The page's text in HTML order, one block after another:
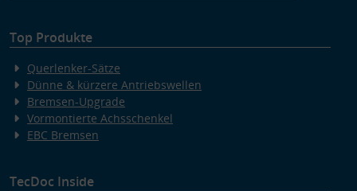
Top Produkte
Querlenker-Sätze
Dünne & kürzere Antriebswellen
Bremsen-Upgrade
Vormontierte Achsschenkel
EBC Bremsen
TecDoc Inside